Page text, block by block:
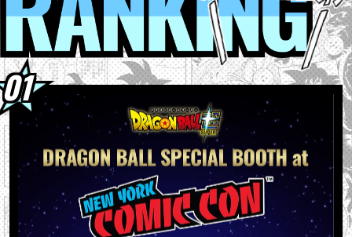
2026.08.04
『ドラゴンボールスーパーダイバーズ-レッ
ツ！スーパーダイブ !!』コミックス...
2026.08.04
10月号ふろくカード「孫悟空」の...
2026.08.04
ウィークリー☆キャラクター紹介！第267回
目は『ドラゴンボール超』の「グラノラ」！
2026.08.04
最強ジャンプ9月号大好評発売中!! 『ドラゴン
ボールSD』の表紙が目印＆各種ふろ...